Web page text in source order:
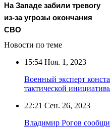
На Западе забили тревогу
из-за угрозы окончания
СВО
Новости по теме
15:54 Ноя. 1, 2023
Военный эксперт
тактической
22:21 Сен. 26, 2023
Владимир Рогов